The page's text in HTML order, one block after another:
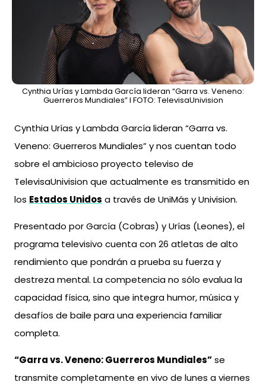
Cynthia Urías y Lambda García lideran “Garra vs. Veneno:
Guerreros Mundiales” l FOTO: TelevisaUnivision
Cynthia Urías y Lambda García lideran “Garra vs.
Veneno: Guerreros Mundiales” y nos cuentan todo
sobre el ambicioso proyecto televiso de
TelevisaUnivision que actualmente es transmitido en
los Estados Unidos a través de UniMás y Univision.
Presentado por García (Cobras) y Urías (Leones), el
programa televisivo cuenta con 26 atletas de alto
rendimiento que pondrán a prueba su fuerza y
destreza mental. La competencia no sólo evalua la
capacidad física, sino que integra humor, música y
desafíos de baile para una experiencia familiar
completa.
“Garra vs. Veneno: Guerreros Mundiales”se
transmite completamente en vivo de lunes a viernes